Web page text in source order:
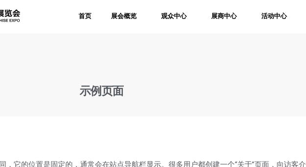
首页 展会概览 观众中心 展商中心 活动中心
示例页面
，它的位置是固定的，通常会在站点导航栏显示。很多用户都创建一个“关于”页面，向访客介